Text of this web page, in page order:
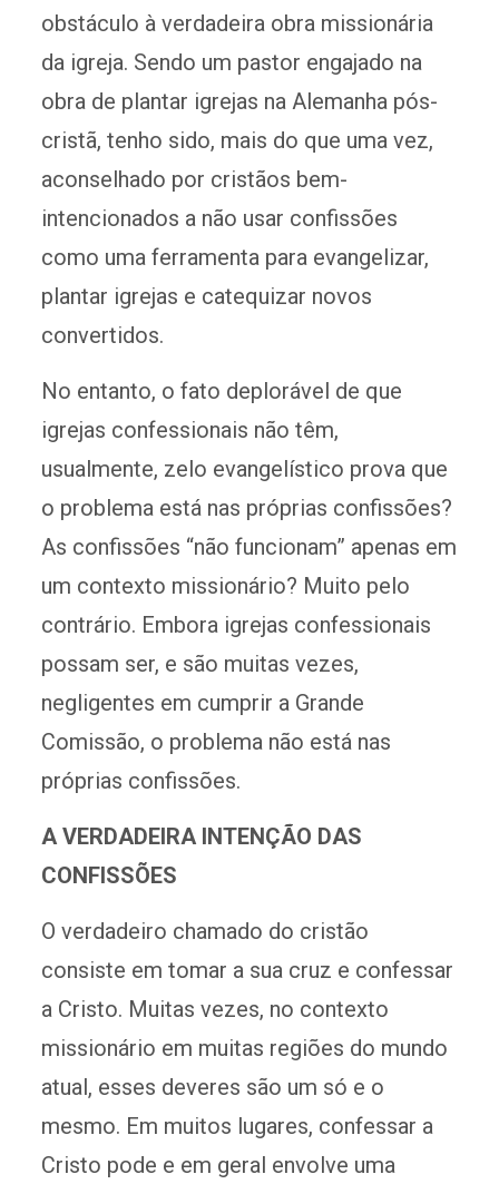
obstáculo à verdadeira obra missionária
da igreja. Sendo um pastor engajado na
obra de plantar igrejas na Alemanha pós-
cristã, tenho sido, mais do que uma vez,
aconselhado por cristãos bem-
intencionados a não usar confissões
como uma ferramenta para evangelizar,
plantar igrejas e catequizar novos
convertidos.
No entanto, o fato deplorável de que
igrejas confessionais não têm,
usualmente, zelo evangelístico prova que
o problema está nas próprias confissões?
As confissões “não funcionam” apenas em
um contexto missionário? Muito pelo
contrário. Embora igrejas confessionais
possam ser, e são muitas vezes,
negligentes em cumprir a Grande
Comissão, o problema não está nas
próprias confissões.
A VERDADEIRA INTENÇÃO DAS
CONFISSÕES
O verdadeiro chamado do cristão
consiste em tomar a sua cruz e confessar
a Cristo. Muitas vezes, no contexto
missionário em muitas regiões do mundo
atual, esses deveres são um só e o
mesmo. Em muitos lugares, confessar a
Cristo pode e em geral envolve uma